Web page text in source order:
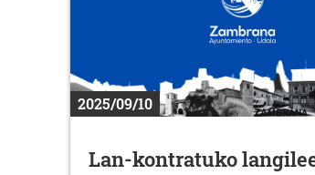
2025/09/10
Lan-kontratuko